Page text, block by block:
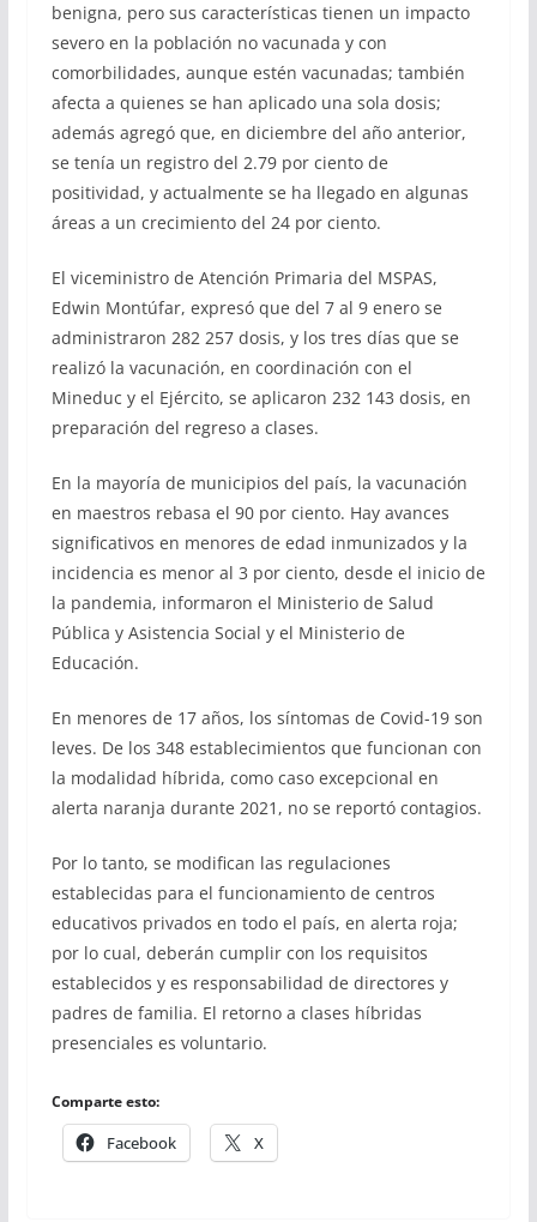
benigna, pero sus características tienen un impacto
severo en la población no vacunada y con
comorbilidades, aunque estén vacunadas; también
afecta a quienes se han aplicado una sola dosis;
además agregó que, en diciembre del año anterior,
se tenía un registro del 2.79 por ciento de
positividad, y actualmente se ha llegado en algunas
áreas a un crecimiento del 24 por ciento.
El viceministro de Atención Primaria del MSPAS,
Edwin Montúfar, expresó que del 7 al 9 enero se
administraron 282 257 dosis, y los tres días que se
realizó la vacunación, en coordinación con el
Mineduc y el Ejército, se aplicaron 232 143 dosis, en
preparación del regreso a clases.
En la mayoría de municipios del país, la vacunación
en maestros rebasa el 90 por ciento. Hay avances
significativos en menores de edad inmunizados y la
incidencia es menor al 3 por ciento, desde el inicio de
la pandemia, informaron el Ministerio de Salud
Pública y Asistencia Social y el Ministerio de
Educación.
En menores de 17 años, los síntomas de Covid-19 son
leves. De los 348 establecimientos que funcionan con
la modalidad híbrida, como caso excepcional en
alerta naranja durante 2021, no se reportó contagios.
Por lo tanto, se modifican las regulaciones
establecidas para el funcionamiento de centros
educativos privados en todo el país, en alerta roja;
por lo cual, deberán cumplir con los requisitos
establecidos y es responsabilidad de directores y
padres de familia. El retorno a clases híbridas
presenciales es voluntario.
Comparte esto:
Facebook X